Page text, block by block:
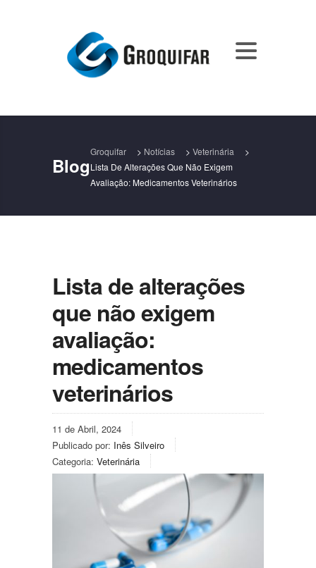
Blog
Groquifar > Notícias > Veterinária
>
Lista De Alterações Que Não Exigem
Avaliação: Medicamentos Veterinários
Lista de alterações
que não exigem
avaliação:
medicamentos
veterinários
11 de Abril, 2024
Publicado por: Inês Silveiro
Categoria: Veterinária